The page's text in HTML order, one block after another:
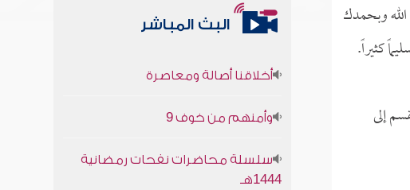
الله وبحمدك
كثيراً.
إلى
البث المباشر
1444هـ